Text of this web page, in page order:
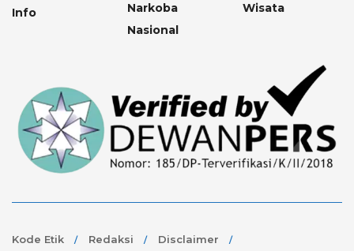
Info
Narkoba
Nasional
Wisata
Kode Etik Redaksi
Disclaimer